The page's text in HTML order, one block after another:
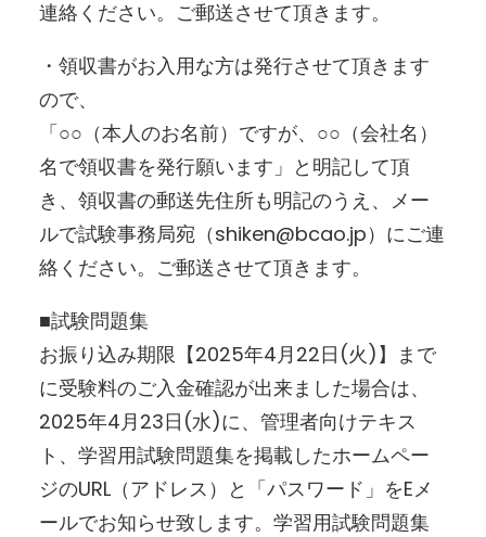
連絡ください。ご郵送させて頂きます。
・領収書がお入用な方は発行させて頂きます
ので、
「○○（本人のお名前）ですが、○○（会社名）
名で領収書を発行願います」と明記して頂
き、領収書の郵送先住所も明記のうえ、メー
ルで試験事務局宛（shiken@bcao.jp）にご連
絡ください。ご郵送させて頂きます。
■試験問題集
お振り込み期限【2025年4月22日(火)】まで
に受験料のご入金確認が出来ました場合は、
2025年4月23日(水)に、管理者向けテキス
ト、学習用試験問題集を掲載したホームペー
ジのURL（アドレス）と「パスワード」をEメ
ールでお知らせ致します。学習用試験問題集